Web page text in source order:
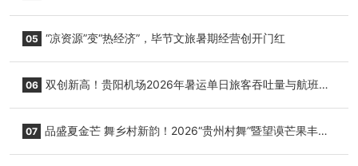
05 “凉资源”变“热经济”，毕节文旅暑期经营创开门红
06 双创新高！贵阳机场2026年暑运单日旅客吞吐量与航班起
07 品盛夏金芒 舞乡村新韵！2026“贵州村舞”暨望谟芒果丰收